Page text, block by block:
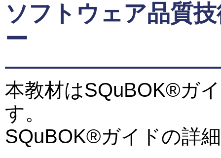
ソフトウェア品質
ー
本教材はSQuBOK®ガ
す。
SQuBOK®ガイドの詳